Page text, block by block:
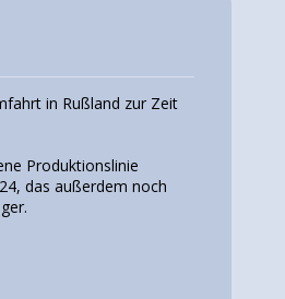
in Rußland zur Zeit
Produktionslinie
das außerdem noch